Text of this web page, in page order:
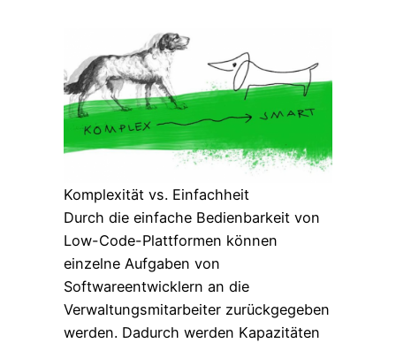
Komplexität vs. Einfachheit
Durch die einfache Bedienbarkeit von
Low-Code-Plattformen können
einzelne Aufgaben von
Softwareentwicklern an die
Verwaltungsmitarbeiter zurückgegeben
werden. Dadurch werden Kapazitäten